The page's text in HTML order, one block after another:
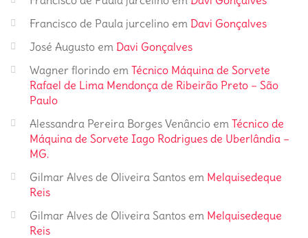
Francisco de Paula jurcelino em Davi Gonçalves
José Augusto em Davi Gonçalves
Wagner florindo em Técnico Máquina de Sorvete
Rafael de Lima Mendonça de Ribeirão Preto – São
Paulo
Alessandra Pereira Borges Venâncio em Técnico de
Máquina de Sorvete Iago Rodrigues de Uberlândia –
MG.
Gilmar Alves de Oliveira Santos em Melquisedeque
Reis
Gilmar Alves de Oliveira Santos em Melquisedeque
Reis